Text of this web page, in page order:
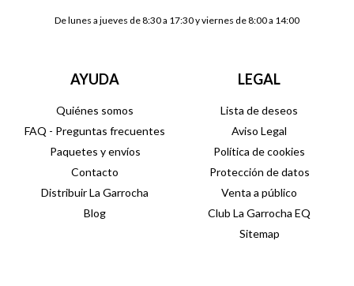
De lunes a jueves de 8:30 a 17:30 y viernes de 8:00 a 14:00
AYUDA
Quiénes somos
FAQ - Preguntas frecuentes
Paquetes y envíos
Contacto
Distribuir La Garrocha
Blog
LEGAL
Lista de deseos
Aviso Legal
Política de cookies
Protección de datos
Venta a público
Club La Garrocha EQ
Sitemap